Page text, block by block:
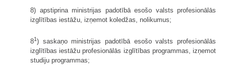
8) apstiprina ministrijas padotībā esošo valsts profesionālās
izglītības iestāžu, izņemot koledžas, nolikumus;
81) saskaņo ministrijas padotībā esošo valsts profesionālās
izglītības iestāžu profesionālās izglītības programmas, izņemot
studiju programmas;